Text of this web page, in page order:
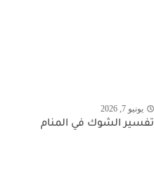
يونيو 7, 2026
تفسير الشوك في المنام